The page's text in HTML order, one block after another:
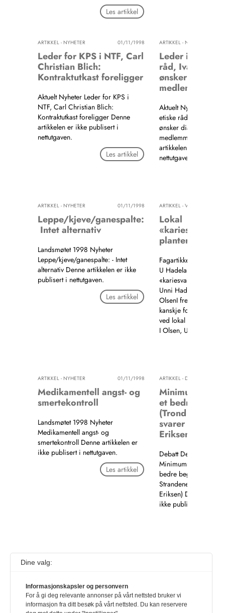
Les artikkel
ARTIKKEL - NYHETER 01/11/1998
Leder for KPS i NTF, Carl
Christian Blich:
Kontraktutkast foreligger
Aktuelt Nyheter Leder for KPS i
NTF, Carl Christian Blich:
Kontraktutkast foreligger Denne
artikkelen er ikke publisert i
nettutgaven.
Les artikkel
ARTIKKEL - NYHETER
Leder i NTFs
råd, Ivar Hoff:
ønsker dialog
medlemmene
Aktuelt Nyheter Leder
etiske råd, Ivar Hoff:
ønsker dialog med
medlemmene Denne
artikkelen er ikke
nettutgaven.
ARTIKKEL - NYHETER 01/11/1998
Leppe/kjeve/ganespalte:
­ Intet alternativ
Landsmøtet 1998 Nyheter
Leppe/kjeve/ganespalte: - Intet
alternativ Denne artikkelen er ikke
publisert i nettutgaven.
Les artikkel
ARTIKKEL - VITENSKAP
Lokal
planter
Fagartikkel Vitenskap
U Hadeland Lokal
«kariesvaksine» fra
Unni Haddeland og
OlsenI fremtiden kan
kanskje forebygge
ved lokal …
I Olsen, U Hadeland
ARTIKKEL - NYHETER 01/11/1998
Medikamentell angst- og
smertekontroll
Landsmøtet 1998 Nyheter
Medikamentell angst- og
smertekontroll Denne artikkelen er
ikke publisert i nettutgaven.
Les artikkel
ARTIKKEL - DEBATT
et bedre
(Trond
svarer Harald
Eriksen)
Debatt Debatt
Minimumsbehandling
bedre begrep? (Trond
Strandenes svarer
Eriksen) Denne
ikke publisert i
Dine valg:
Informasjonskapsler og personvern
For å gi deg relevante annonser på vårt nettsted bruker vi
informasjon fra ditt besøk på vårt nettsted. Du kan reservere